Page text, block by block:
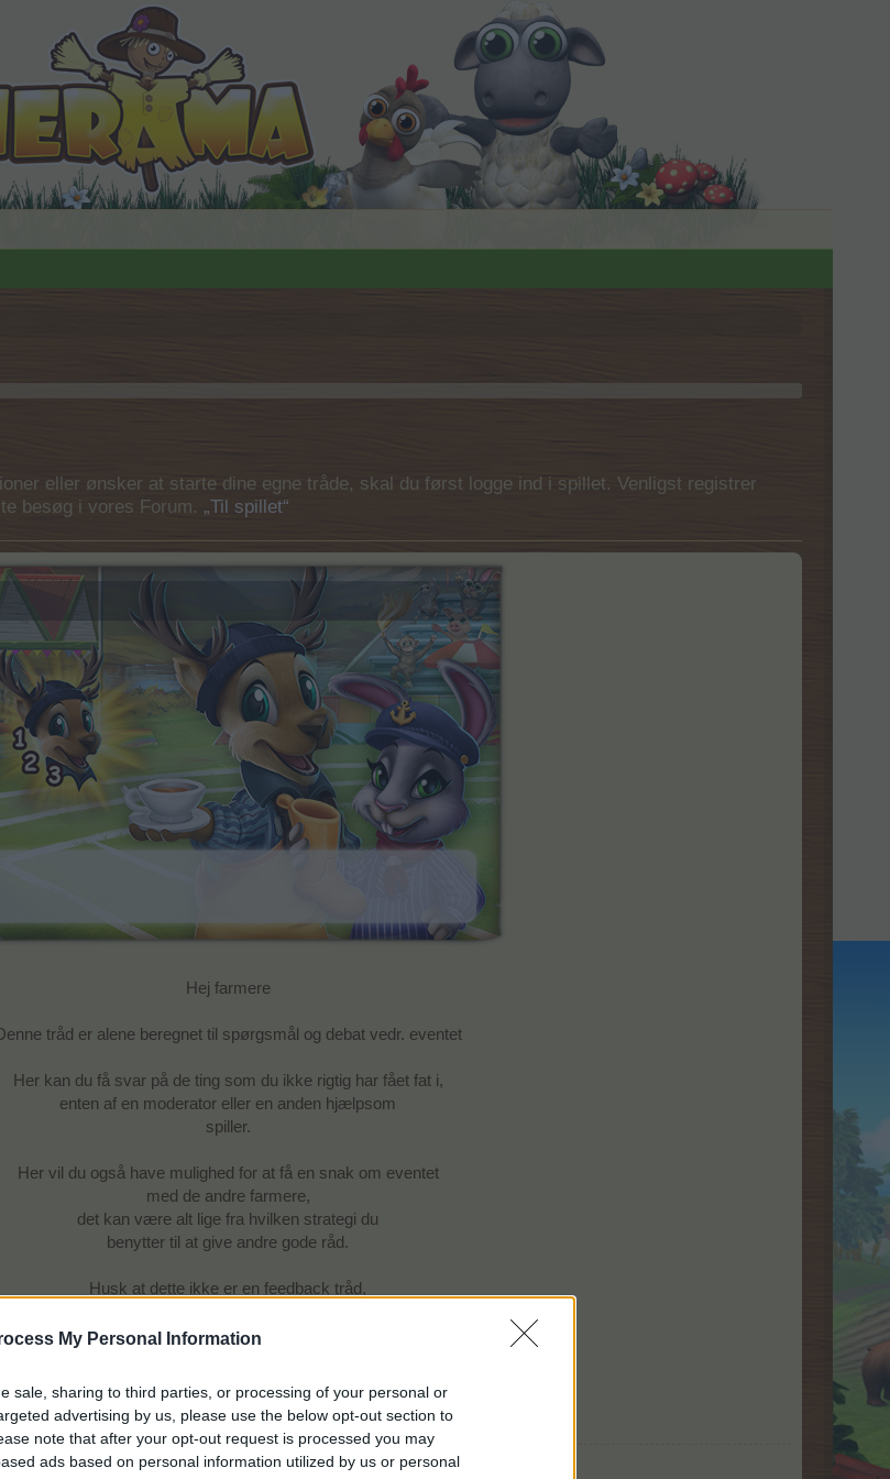
My Personal Information
sale, sharing to third parties, or processing of your personal or
advertising by us, please use the below opt-out section to
note that after your opt-out request is processed you may
ads based on personal information utilized by us or personal
eller ønsker at starte dine egne tråde, skal du først logge ind i spillet. Venligst registrer
besøg i vores Forum. „Til spillet“
Hej farmere
tråd er alene beregnet til spørgsmål og debat vedr. eventet
Her kan du få svar på de ting som du ikke rigtig har fået fat i,
enten af en moderator eller en anden hjælpsom
spiller.
Her vil du også have mulighed for at få en snak om eventet
med de andre farmere,
det kan være alt lige fra hvilken strategi du
benytter til at give andre gode råd.
Husk at dette ikke er en feedback tråd,
skal du benytte feedback sektionen.
Farmerama Teamet